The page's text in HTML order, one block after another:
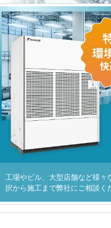
工場やビル、大型店舗など様
択から施工まで弊社にご相談く